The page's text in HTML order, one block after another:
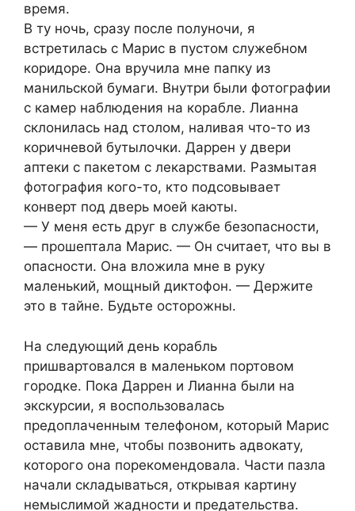
время.
В ту ночь, сразу после полуночи, я
встретилась с Марис в пустом служебном
коридоре. Она вручила мне папку из
манильской бумаги. Внутри были фотографии
с камер наблюдения на корабле. Лианна
склонилась над столом, наливая что-то из
коричневой бутылочки. Даррен у двери
аптеки с пакетом с лекарствами. Размытая
фотография кого-то, кто подсовывает
конверт под дверь моей каюты.
— У меня есть друг в службе безопасности,
— прошептала Марис. — Он считает, что вы в
опасности. Она вложила мне в руку
маленький, мощный диктофон. — Держите
это в тайне. Будьте осторожны.
На следующий день корабль
пришвартовался в маленьком портовом
городке. Пока Даррен и Лианна были на
экскурсии, я воспользовалась
предоплаченным телефоном, который Марис
оставила мне, чтобы позвонить адвокату,
которого она порекомендовала. Части пазла
начали складываться, открывая картину
немыслимой жадности и предательства.